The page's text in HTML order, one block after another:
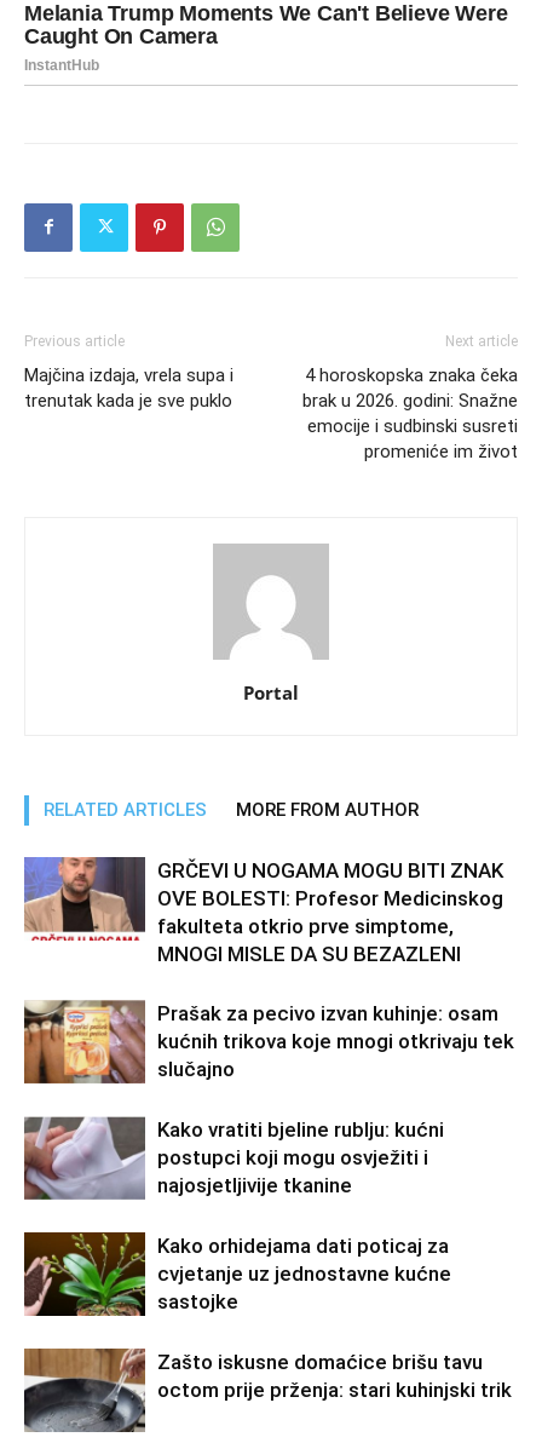
Previous article
Majčina izdaja, vrela supa i
trenutak kada je sve puklo
Next article
4 horoskopska znaka čeka
brak u 2026. godini: Snažne
emocije i sudbinski susreti
promeniće im život
Portal
RELATED ARTICLES MORE FROM AUTHOR
GRČEVI U NOGAMA MOGU BITI ZNAK
OVE BOLESTI: Profesor Medicinskog
fakulteta otkrio prve simptome,
MNOGI MISLE DA SU BEZAZLENI
Prašak za pecivo izvan kuhinje: osam
kućnih trikova koje mnogi otkrivaju tek
slučajno
Kako vratiti bjeline rublju: kućni
postupci koji mogu osvježiti i
najosjetljivije tkanine
Kako orhidejama dati poticaj za
cvjetanje uz jednostavne kućne
sastojke
Zašto iskusne domaćice brišu tavu
octom prije prženja: stari kuhinjski trik